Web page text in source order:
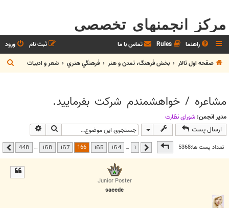
مرکز انجمنهای تخصصی
راهنما Rules تماس با ما ورود
ثبت نام
صفحه اول تالار
بخش فرهنگ، تمدن و هنر فرهنگي هنري شعر و ادبيات
ج
س
مشاعره / خواهشمندم شرکت بفرماييد.
مدیر انجمن: شوراي نظارت
ارسال پست جستجو
تعداد پست ها:5368
صفحه166از 448 قبلی …
164
165
166
167
168
…
448 بعدی
Junior Poster
saeede